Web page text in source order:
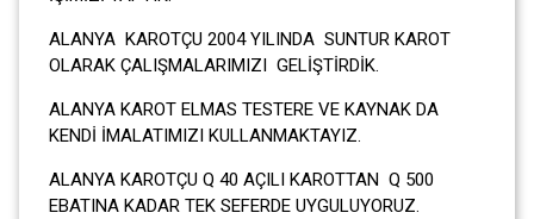
ALANYA KAROTÇU 2004 YILINDA SUNTUR KAROT
OLARAK ÇALIŞMALARIMIZI GELİŞTİRDİK.
ALANYA KAROT ELMAS TESTERE VE KAYNAK DA
KENDİ İMALATIMIZI KULLANMAKTAYIZ.
ALANYA KAROTÇU Q 40 AÇILI KAROTTAN Q 500
EBATINA KADAR TEK SEFERDE UYGULUYORUZ.